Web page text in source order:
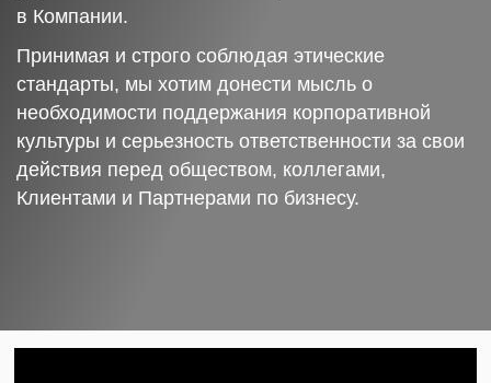
в Компании.
Принимая и строго соблюдая этические
стандарты, мы хотим донести мысль о
необходимости поддержания корпоративной
культуры и серьезность ответственности за свои
действия перед обществом, коллегами,
Клиентами и Партнерами по бизнесу.